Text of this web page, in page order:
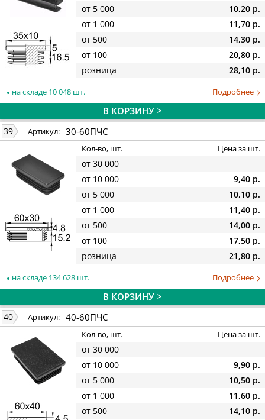
от 5 000
10,20 р.
от 1 000
11,70 р.
от 500
14,30 р.
от 100
20,80 р.
розница
28,10 р.
на складе 10 048 шт. Подробнее
В КОРЗИНУ >
39 Артикул: 30-60ПЧС
Кол-во, шт. Цена за шт.
от 30 000
от 10 000
9,40 р.
от 5 000
10,10 р.
от 1 000
11,40 р.
от 500
14,00 р.
от 100
17,50 р.
розница
21,80 р.
на складе 134 628 шт. Подробнее
В КОРЗИНУ >
40 Артикул: 40-60ПЧС
Кол-во, шт. Цена за шт.
от 30 000
от 10 000
9,90 р.
от 5 000
10,50 р.
от 1 000
11,60 р.
от 500
14,10 р.